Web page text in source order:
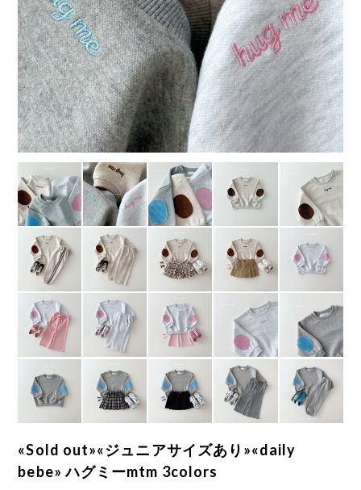
«Sold out»«ジュニアサイズあり»«daily
bebe» ハグミーmtm 3colors